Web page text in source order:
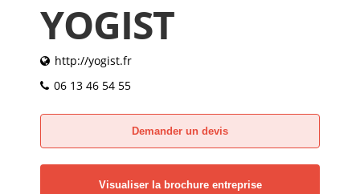
YOGIST
http://yogist.fr
06 13 46 54 55
Demander un devis
Visualiser la brochure entreprise